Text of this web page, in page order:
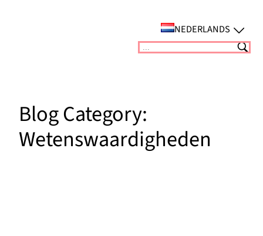
NEDERLANDS
Suchen
Blog Category:
Wetenswaardigheden